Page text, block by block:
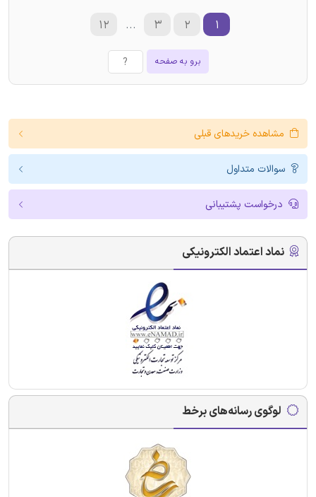
برو به صفحه
۱ ۲ ۳ ... ۱۲
مشاهده خریدهای قبلی
سوالات متداول
درخواست پشتیبانی
نماد اعتماد الکترونیکی
لوگوی رسانه‌های برخط